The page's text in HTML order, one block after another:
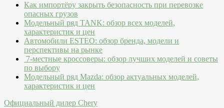
Как импортёру закрыть безопасность при перевозке
опасных грузов
Модельный ряд TANK: обзор всех моделей,
характеристик и цен
Автомобили ESTEO: обзор бренда, модели и
перспективы на рынке
7-местные кроссоверы: обзор лучших моделей и советы
по выбору
Модельный ряд Mazda: обзор актуальных моделей,
характеристик и цен
Официальный дилер Chery